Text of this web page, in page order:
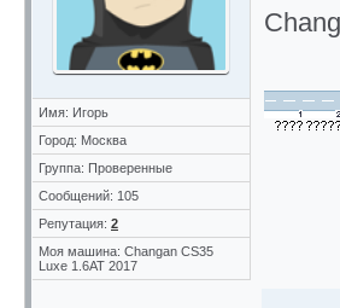
Имя: Игорь
Город: Москва
Группа: Проверенные
Сообщений: 105
Репутация: 2
Моя машина: Changan CS35
Luxe 1.6AT 2017